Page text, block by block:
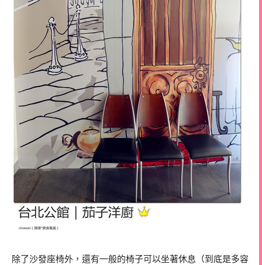
除了沙發座椅外，還有一般的椅子可以坐著休息（到底是多容